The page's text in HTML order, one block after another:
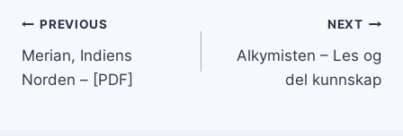
PREVIOUS
Merian, Indiens
Norden – [PDF]
NEXT
Alkymisten – Les og
del kunnskap